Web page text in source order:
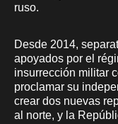
ruso.
Desde 2014,
apoyados por el
insurrección militar
proclamar su
crear dos nuevas
al norte, y la